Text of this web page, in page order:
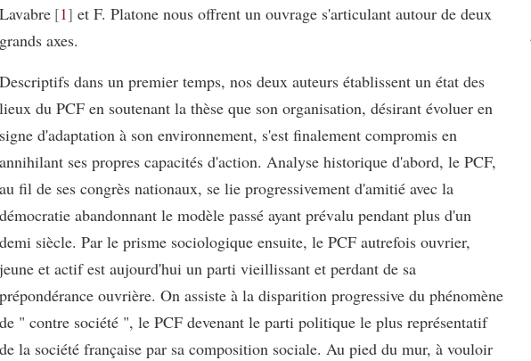
Lavabre 1 et F. Platone nous offrent un ouvrage s'articulant autour de deux
grands axes.
Descriptifs dans un premier temps, nos deux auteurs établissent un état des
lieux du PCF en soutenant la thèse que son organisation, désirant évoluer en
signe d'adaptation à son environnement, s'est finalement compromis en
annihilant ses propres capacités d'action. Analyse historique d'abord, le PCF,
au fil de ses congrès nationaux, se lie progressivement d'amitié avec la
démocratie abandonnant le modèle passé ayant prévalu pendant plus d'un
demi siècle. Par le prisme sociologique ensuite, le PCF autrefois ouvrier,
jeune et actif est aujourd'hui un parti vieillissant et perdant de sa
prépondérance ouvrière. On assiste à la disparition progressive du phénomène
de " contre société ", le PCF devenant le parti politique le plus représentatif
de la société française par sa composition sociale. Au pied du mur, à vouloir